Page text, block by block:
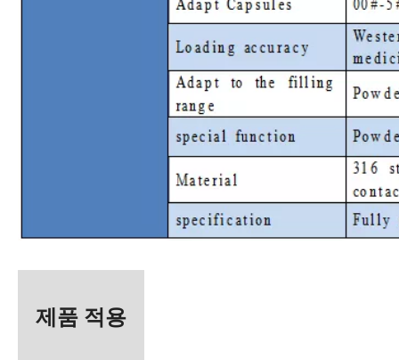
제품 적용